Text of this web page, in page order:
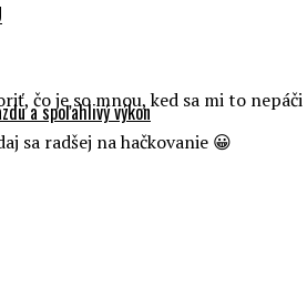
a spoľahlivý výkon
čo je so mnou, ked sa mi to
sa radšej na hačkovanie 😀